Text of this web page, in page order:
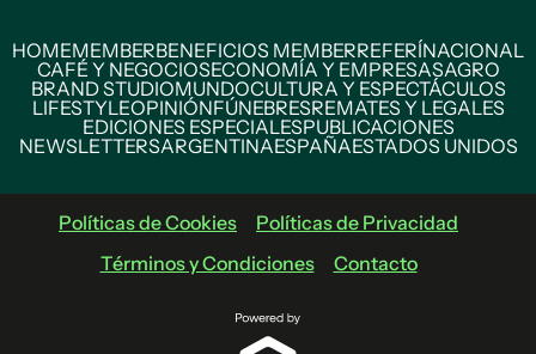
HOMEMEMBERBENEFICIOS MEMBERREFERÍNACIONAL
CAFÉ Y NEGOCIOSECONOMÍA Y EMPRESASAGRO
BRAND STUDIOMUNDOCULTURA Y ESPECTÁCULOS
LIFESTYLEOPINIÓNFÚNEBRESREMATES Y LEGALES
EDICIONES ESPECIALESPUBLICACIONES
NEWSLETTERSARGENTINAESPAÑAESTADOS UNIDOS
Políticas de Cookies
Políticas de Privacidad
Términos y Condiciones
Contacto